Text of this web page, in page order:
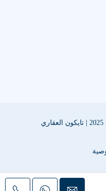
عقارك معنا